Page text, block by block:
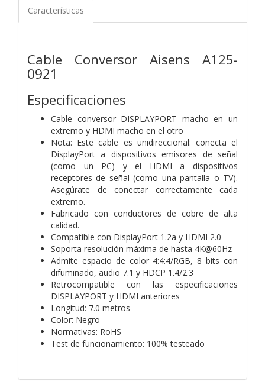
Características
Cable Conversor Aisens A125-
0921
Especificaciones
Cable conversor DISPLAYPORT macho en un
extremo y HDMI macho en el otro
Nota: Este cable es unidireccional: conecta el
DisplayPort a dispositivos emisores de señal
(como un PC) y el HDMI a dispositivos
receptores de señal (como una pantalla o TV).
Asegúrate de conectar correctamente cada
extremo.
Fabricado con conductores de cobre de alta
calidad.
Compatible con DisplayPort 1.2a y HDMI 2.0
Soporta resolución máxima de hasta 4K@60Hz
Admite espacio de color 4:4:4/RGB, 8 bits con
difuminado, audio 7.1 y HDCP 1.4/2.3
Retrocompatible con las especificaciones
DISPLAYPORT y HDMI anteriores
Longitud: 7.0 metros
Color: Negro
Normativas: RoHS
Test de funcionamiento: 100% testeado